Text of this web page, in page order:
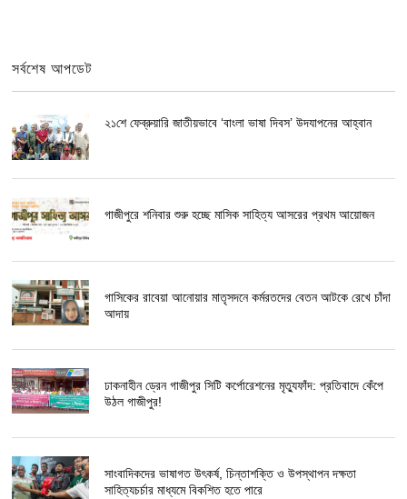
সর্বশেষ আপডেট
২১শে ফেব্রুয়ারি জাতীয়ভাবে ‘বাংলা ভাষা দিবস’ উদযাপনের আহ্বান
গাজীপুরে শনিবার শুরু হচ্ছে মাসিক সাহিত্য আসরের প্রথম আয়োজন
গাসিকের রাবেয়া আনোয়ার মাতৃসদনে কর্মরতদের বেতন আটকে রেখে চাঁদা
আদায়
ঢাকনাহীন ড্রেন গাজীপুর সিটি কর্পোরেশনের মৃত্যুফাঁদ: প্রতিবাদে কেঁপে
উঠল গাজীপুর!
সাংবাদিকদের ভাষাগত উৎকর্ষ, চিন্তাশক্তি ও উপস্থাপন দক্ষতা
সাহিত্যচর্চার মাধ্যমে বিকশিত হতে পারে